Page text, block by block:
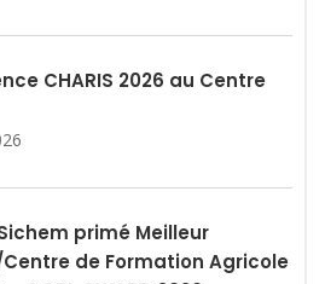
CHARIS 2026 au Centre
primé Meilleur
de Formation Agricole